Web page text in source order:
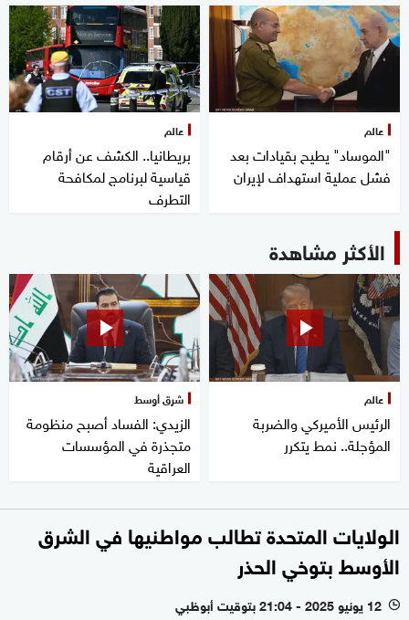
عالم
"الموساد" يطيح بقيادات بعد
فشل عملية استهداف لإيران
عالم
بريطانيا.. الكشف عن أرقام
قياسية لبرنامج لمكافحة
التطرف
الأكثر مشاهدة
عالم
الرئيس الأميركي والضربة
المؤجلة.. نمط يتكرر
شرق أوسط
الزيدي: الفساد أصبح منظومة
متجذرة في المؤسسات
العراقية
الولايات المتحدة تطالب مواطنيها في الشرق
الأوسط بتوخي الحذر
l 12 يونيو 2025 - 21:04 بتوقيت أبوظبي